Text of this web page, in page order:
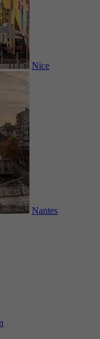
Nice
Nantes